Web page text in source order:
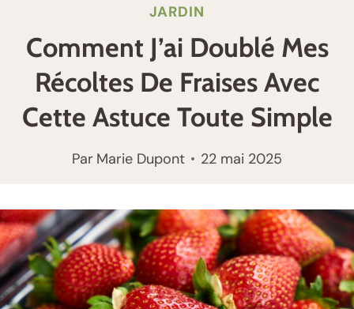
JARDIN
Comment J’ai Doublé Mes
Récoltes De Fraises Avec
Cette Astuce Toute Simple
Par Marie Dupont 22 mai 2025